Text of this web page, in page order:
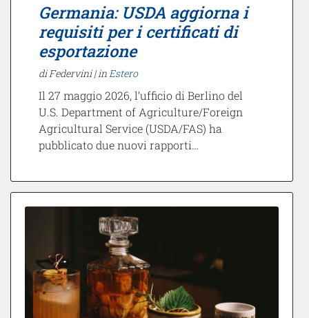
Germania: USDA aggiorna i
requisiti per i certificati di
esportazione
di Federvini | in Estero
Il 27 maggio 2026, l’ufficio di Berlino del
U.S. Department of Agriculture/Foreign
Agricultural Service (USDA/FAS) ha
pubblicato due nuovi rapporti…